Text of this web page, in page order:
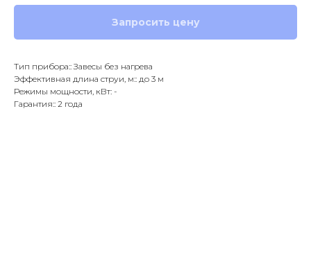
Запросить цену
Тип прибора:: Завесы без нагрева
Эффективная длина струи, м:: до 3 м
Режимы мощности, кВт: -
Гарантия:: 2 года